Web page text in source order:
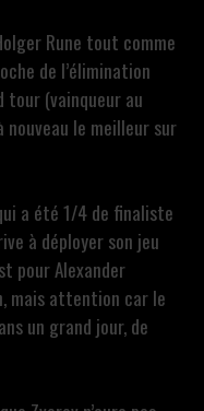
Rune tout comme
de l’élimination
tour (vainqueur au
le meilleur sur
a été 1/4 de finaliste
à déployer son jeu
pour Alexander
mais attention car le
un grand jour, de